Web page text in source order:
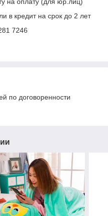
в кредит на срок до 2 лет
7246
по договоренности